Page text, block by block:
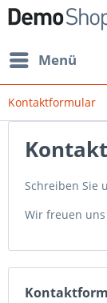
Menü
Kontaktformular
Schreiben Sie
Wir freuen